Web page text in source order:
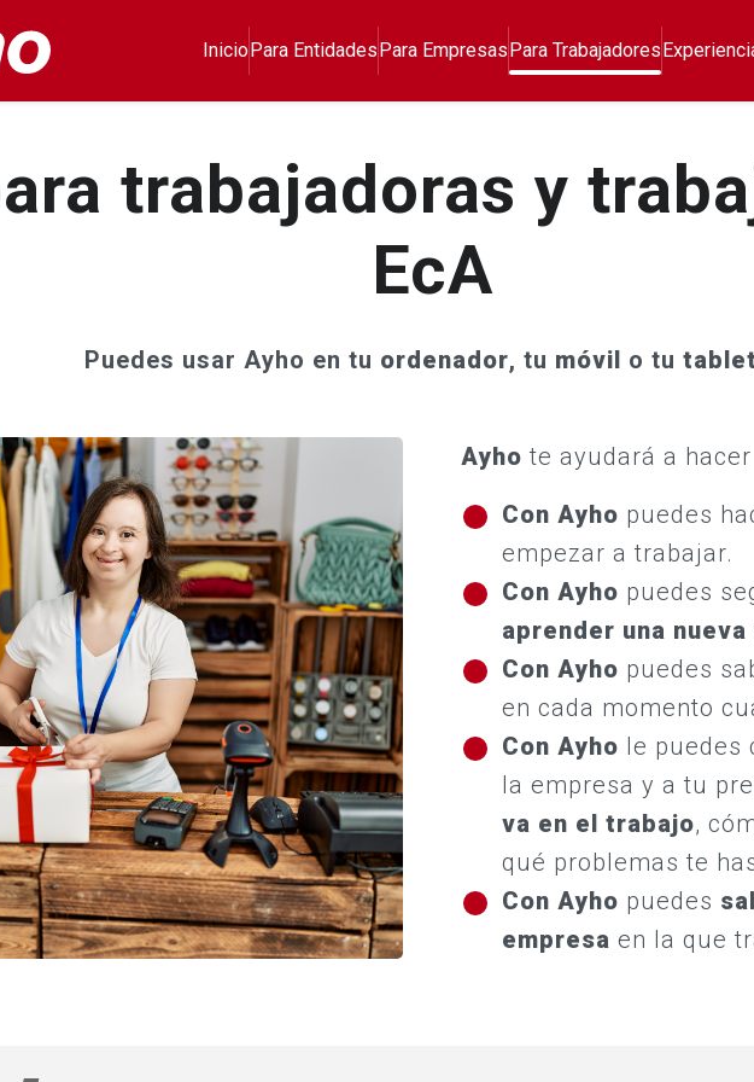
herramienta de
InicioPara EntidadesPara EmpresasPara Trabajadores
trabajadoras y
EcA
Puedes usar Ayho en tu ordenador, tu móvil o tu
Ayho te ayudará a
Con Ayho puedes
empezar a trabajar.
Con Ayho puedes
aprender una
Con Ayho puedes
en cada momento
Con Ayho le puedes
la empresa y a tu
va en el trabajo,
qué problemas te
Con Ayho puedes
empresa en la que